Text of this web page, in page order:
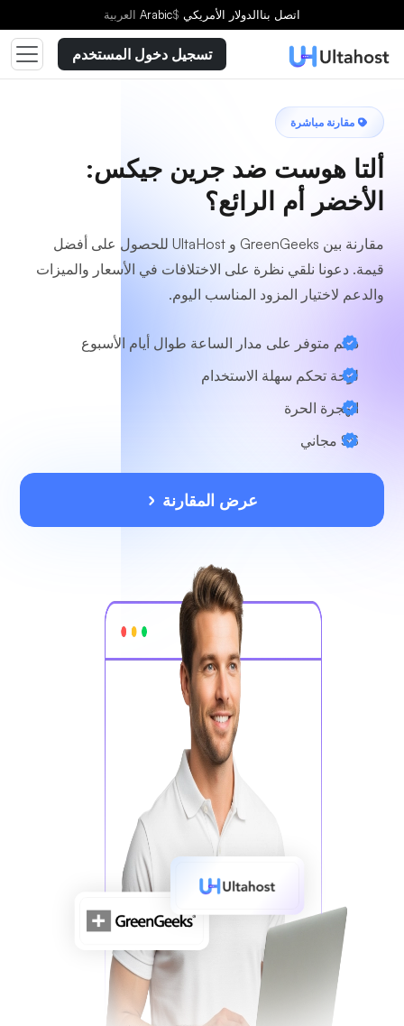
اتصل بناالدولار الأمريكي $
Arabic العربية
تسجيل دخول المستخدم
مقارنة مباشرة
ألتا هوست ضد جرين جيكس:
الأخضر أم الرائع؟
مقارنة بين GreenGeeks و UltaHost للحصول على أفضل
قيمة. دعونا نلقي نظرة على الاختلافات في الأسعار والميزات
والدعم لاختيار المزود المناسب اليوم.
دعم متوفر على مدار الساعة طوال أيام الأسبوع
لوحة تحكم سهلة الاستخدام
الهجرة الحرة
SS مجاني
عرض المقارنة